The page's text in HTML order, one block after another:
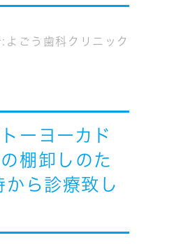
よごう歯科クリニック
ーヨーカド
棚卸しのた
ら診療致し